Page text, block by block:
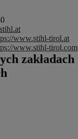
www.stihl-tirol.at
www.stihl-tirol.com
zakładach